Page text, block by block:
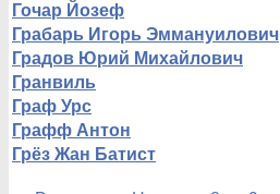
Гочар Йозеф
Грабарь Игорь Эммануилович
Градов Юрий Михайлович
Гранвиль
Граф Урс
Графф Антон
Грёз Жан Батист